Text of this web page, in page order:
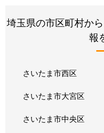
埼玉県の市区町村か
報
さいたま市西区
さいたま市大宮区
さいたま市中央区